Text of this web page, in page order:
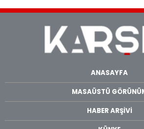
ANASAYFA
MASAÜSTÜ
HABER ARŞİVİ